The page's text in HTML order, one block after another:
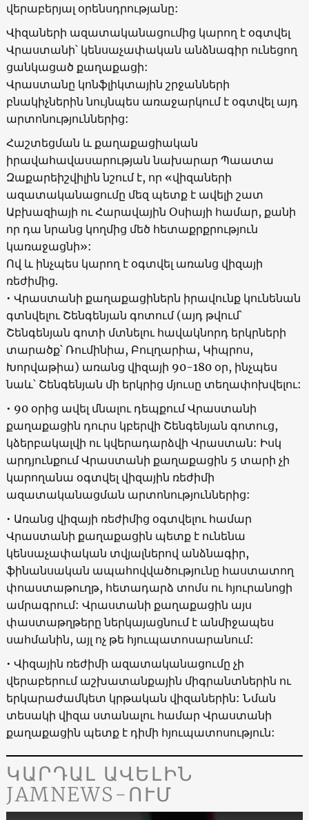
վերաբերյալ օրենսդրությանը:
Վիզաների ազատականացումից կարող է օգտվել
Վրաստանի՝ կենսաչափական անձնագիր ունեցող
ցանկացած քաղաքացի:
Վրաստանը կոնֆլիկտային շրջանների
բնակիչներին նույնպես առաջարկում է օգտվել այդ
արտոնություններից:
Հաշտեցման և քաղաքացիական
իրավահավասարության նախարար Պաատա
Զաքարեիշվիլին նշում է, որ «վիզաների
ազատականացումը մեզ պետք է ավելի շատ
Աբխազիայի ու Հարավային Օսիայի համար, քանի
որ դա նրանց կողմից մեծ հետաքրքրություն
կառաջացնի»:
Ով և ինչպես կարող է օգտվել առանց վիզայի
ռեժիմից.
• Վրաստանի քաղաքացիներն իրավունք կունենան
գտնվելու Շենգենյան գոտում (այդ թվում՝
Շենգենյան գոտի մտնելու հավակնորդ երկրների
տարածք՝ Ռումինիա, Բուլղարիա, Կիպրոս,
Խորվաթիա) առանց վիզայի 90-180 օր, ինչպես
նաև՝ Շենգենյան մի երկրից մյուսը տեղափոխվելու:
• 90 օրից ավել մնալու դեպքում Վրաստանի
քաղաքացին դուրս կբերվի Շենգենյան գոտուց,
կձերբակալվի ու կվերադարձվի Վրաստան: Իսկ
արդյունքում Վրաստանի քաղաքացին 5 տարի չի
կարողանա օգտվել վիզային ռեժիմի
ազատականացման արտոնություններից:
• Առանց վիզայի ռեժիմից օգտվելու համար
Վրաստանի քաղաքացին պետք է ունենա
կենսաչափական տվյալներով անձնագիր,
ֆինանսական ապահովվածությունը հաստատող
փոաստաթուղթ, հետադարձ տոմս ու հյուրանոցի
ամրագրում: Վրաստանի քաղաքացին այս
փաստաթղթերը ներկայացնում է անմիջապես
սահմանին, այլ ոչ թե հյուպատոսարանում:
• Վիզային ռեժիմի ազատականացումը չի
վերաբերում աշխատանքային միգրանտներին ու
երկարաժամկետ կրթական վիզաներին: Նման
տեսակի վիզա ստանալու համար Վրաստանի
քաղաքացին պետք է դիմի հյուպատոսություն:
ԿԱՐԴԱԼ ԱՎԵԼԻՆ
JAMNEWS-ՈՒՄ